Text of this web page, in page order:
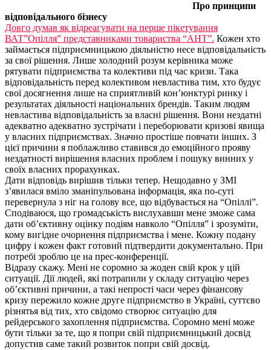
Про принципи
відповідального бізнесу
Довго думав як відреагувати на перше пікетування
ВАТ”Опілля” представниками товариства “АНТ”. Кожен хто
займається підприємницькою діяльністю несе відповідальність
за свої рішення. Лише холодний розум керівника може
рятувати підприємства та колективи під час кризи. Така
відповідальність перед колективом невластива тим, хто будує
свої досягнення лише на сприятливій кон’юнктурі ринку і
результатах діяльності національних брендів. Таким людям
невластива відповідальність за власні рішення. Вони нездатні
адекватно адекватно зустрічати і переборювати кризові явища
у власних підприємствах. Значно простіше повчати інших. З
цієї причини я поблажливо ставився до емоційного прояву
нездатності вирішення власних проблем і пошуку винних у
своїх власних прорахунках.
Дати відповідь вирішив тільки тепер. Нещодавно у ЗМІ
з’явилася вміло зманіпульована інформація, яка по-суті
перевернула з ніг на голову все, що відбувається на “Опіллі”.
Сподіваюся, що громадськість вислухавши мене зможе сама
дати об’єктивну оцінку подіям навколо “Опілля” і зрозуміти,
кому вигідне очорнення підприємства і мене. Кожну подану
цифру і кожен факт готовий підтвердити документально. При
потребі зроблю це на прес-конференції.
Відразу скажу. Мені не соромно за жоден свій крок у цій
ситуації. Дії людей, які потрапили у складу ситуацію через
об’єктивні причини, а такі непрості часи через фінансову
кризу пережило кожне друге підприємство в Україні, суттєво
різнятья від тих, хто свідомо створює ситуацію для
рейдерського захоплення підприємства. Соромно мені може
бути тільки за те, що я попри свій підприємницький досвід
допустив саме такий розвиток попри свій досвід.